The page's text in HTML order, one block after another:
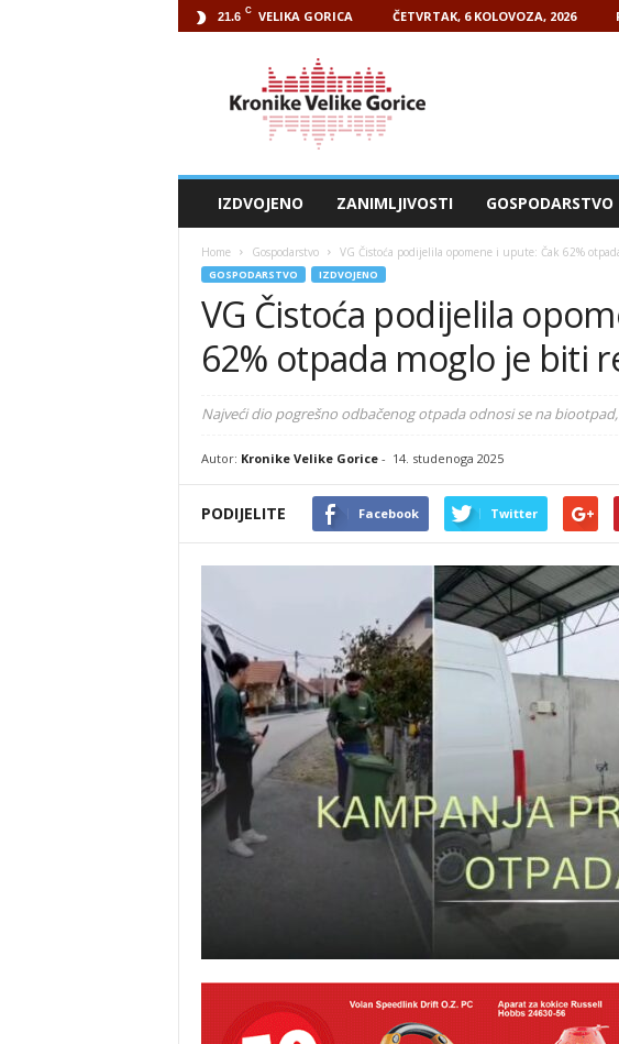
21.6 C VELIKA GORICA ČETVRTAK, 6 KOLOVOZA, 2026
IZDVOJENO ZANIMLJIVOSTI GOSPODARSTVO
Home Gospodarstvo VG Čistoća podijelila opomene i upute: Čak 62%
GOSPODARSTVO IZDVOJENO
VG Čistoća podijelila
62% otpada moglo je biti
Najveći dio pogrešno odbačenog otpada odnosi se na
Autor: Kronike Velike Gorice- 14. studenoga 2025
PODIJELITE Facebook Twitter